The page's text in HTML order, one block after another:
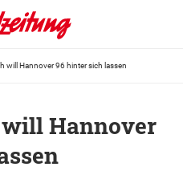
will Hannover 96 hinter sich lassen
Hannover